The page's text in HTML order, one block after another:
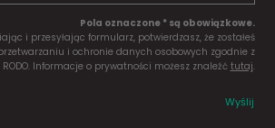
Pola oznaczone * są obowiązkowe.
i przesyłając formularz, potwierdzasz, że zostałeś
i ochronie danych osobowych zgodnie z
RODO. Informacje o prywatności możesz znaleźć tutaj.
Wyślij